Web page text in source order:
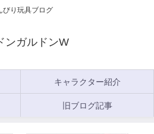
びり玩具ブログ
ンガルドンW
キャラクター紹介
旧ブログ記事